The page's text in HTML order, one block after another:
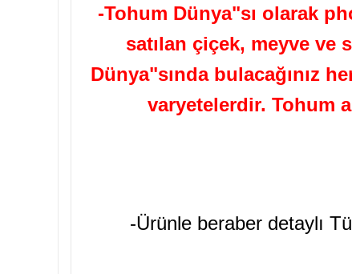
-Tohum Dünya"sı olarak
satılan çiçek, meyve ve
Dünya"sında bulacağınız
varyetelerdir. Tohum
-Ürünle beraber detaylı